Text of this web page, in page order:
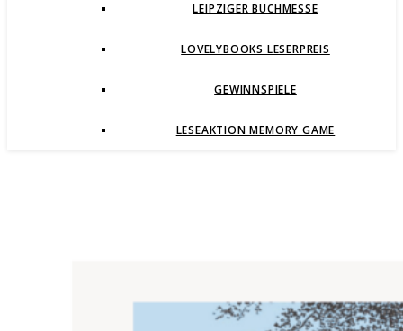
LEIPZIGER BUCHMESSE
LOVELYBOOKS LESERPREIS
GEWINNSPIELE
LESEAKTION MEMORY GAME